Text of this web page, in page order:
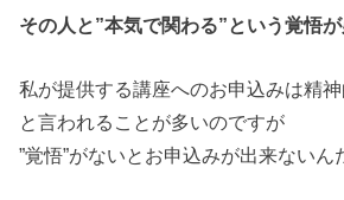
その人と”本気で関わる”という覚悟
私が提供する講座へのお申込みは精
と言われることが多いのですが
”覚悟”がないとお申込みが出来ないん